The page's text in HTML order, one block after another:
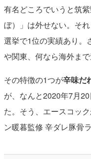
有名どころでいうと筑
ぼ）」は外せない。そ
選挙で1位の実績あり。
や関東、何なら海外ま
その特徴の1つが辛味だ
が、なんと2020年7月
た。そう、エースコッ
ン暖暮監修 辛ダレ豚骨